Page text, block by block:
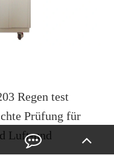
Regen test
Prüfung für
Luft-und